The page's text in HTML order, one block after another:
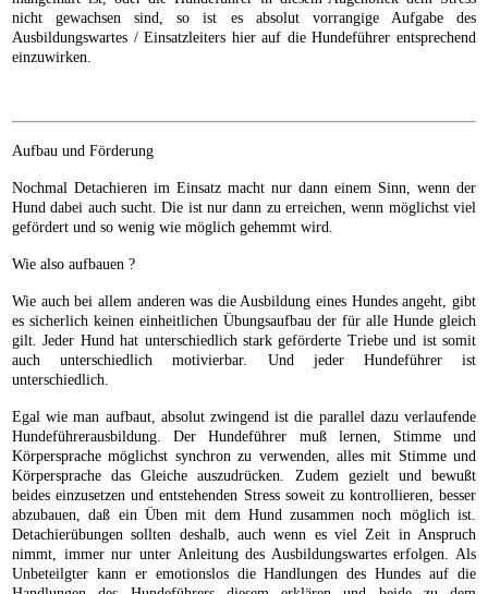
nicht gewachsen sind, so ist es absolut vorrangige Aufgabe des
Ausbildungswartes / Einsatzleiters hier auf die Hundeführer entsprechend
einzuwirken.
Aufbau und Förderung
Nochmal Detachieren im Einsatz macht nur dann einem Sinn, wenn der
Hund dabei auch sucht. Die ist nur dann zu erreichen, wenn möglichst viel
gefördert und so wenig wie möglich gehemmt wird.
Wie also aufbauen ?
Wie auch bei allem anderen was die Ausbildung eines Hundes angeht, gibt
es sicherlich keinen einheitlichen Übungsaufbau der für alle Hunde gleich
gilt. Jeder Hund hat unterschiedlich stark geförderte Triebe und ist somit
auch unterschiedlich motivierbar. Und jeder Hundeführer ist
unterschiedlich.
Egal wie man aufbaut, absolut zwingend ist die parallel dazu verlaufende
Hundeführerausbildung. Der Hundeführer muß lernen, Stimme und
Körpersprache möglichst synchron zu verwenden, alles mit Stimme und
Körpersprache das Gleiche auszudrücken. Zudem gezielt und bewußt
beides einzusetzen und entstehenden Stress soweit zu kontrollieren, besser
abzubauen, daß ein Üben mit dem Hund zusammen noch möglich ist.
Detachierübungen sollten deshalb, auch wenn es viel Zeit in Anspruch
nimmt, immer nur unter Anleitung des Ausbildungswartes erfolgen. Als
Unbeteilgter kann er emotionslos die Handlungen des Hundes auf die